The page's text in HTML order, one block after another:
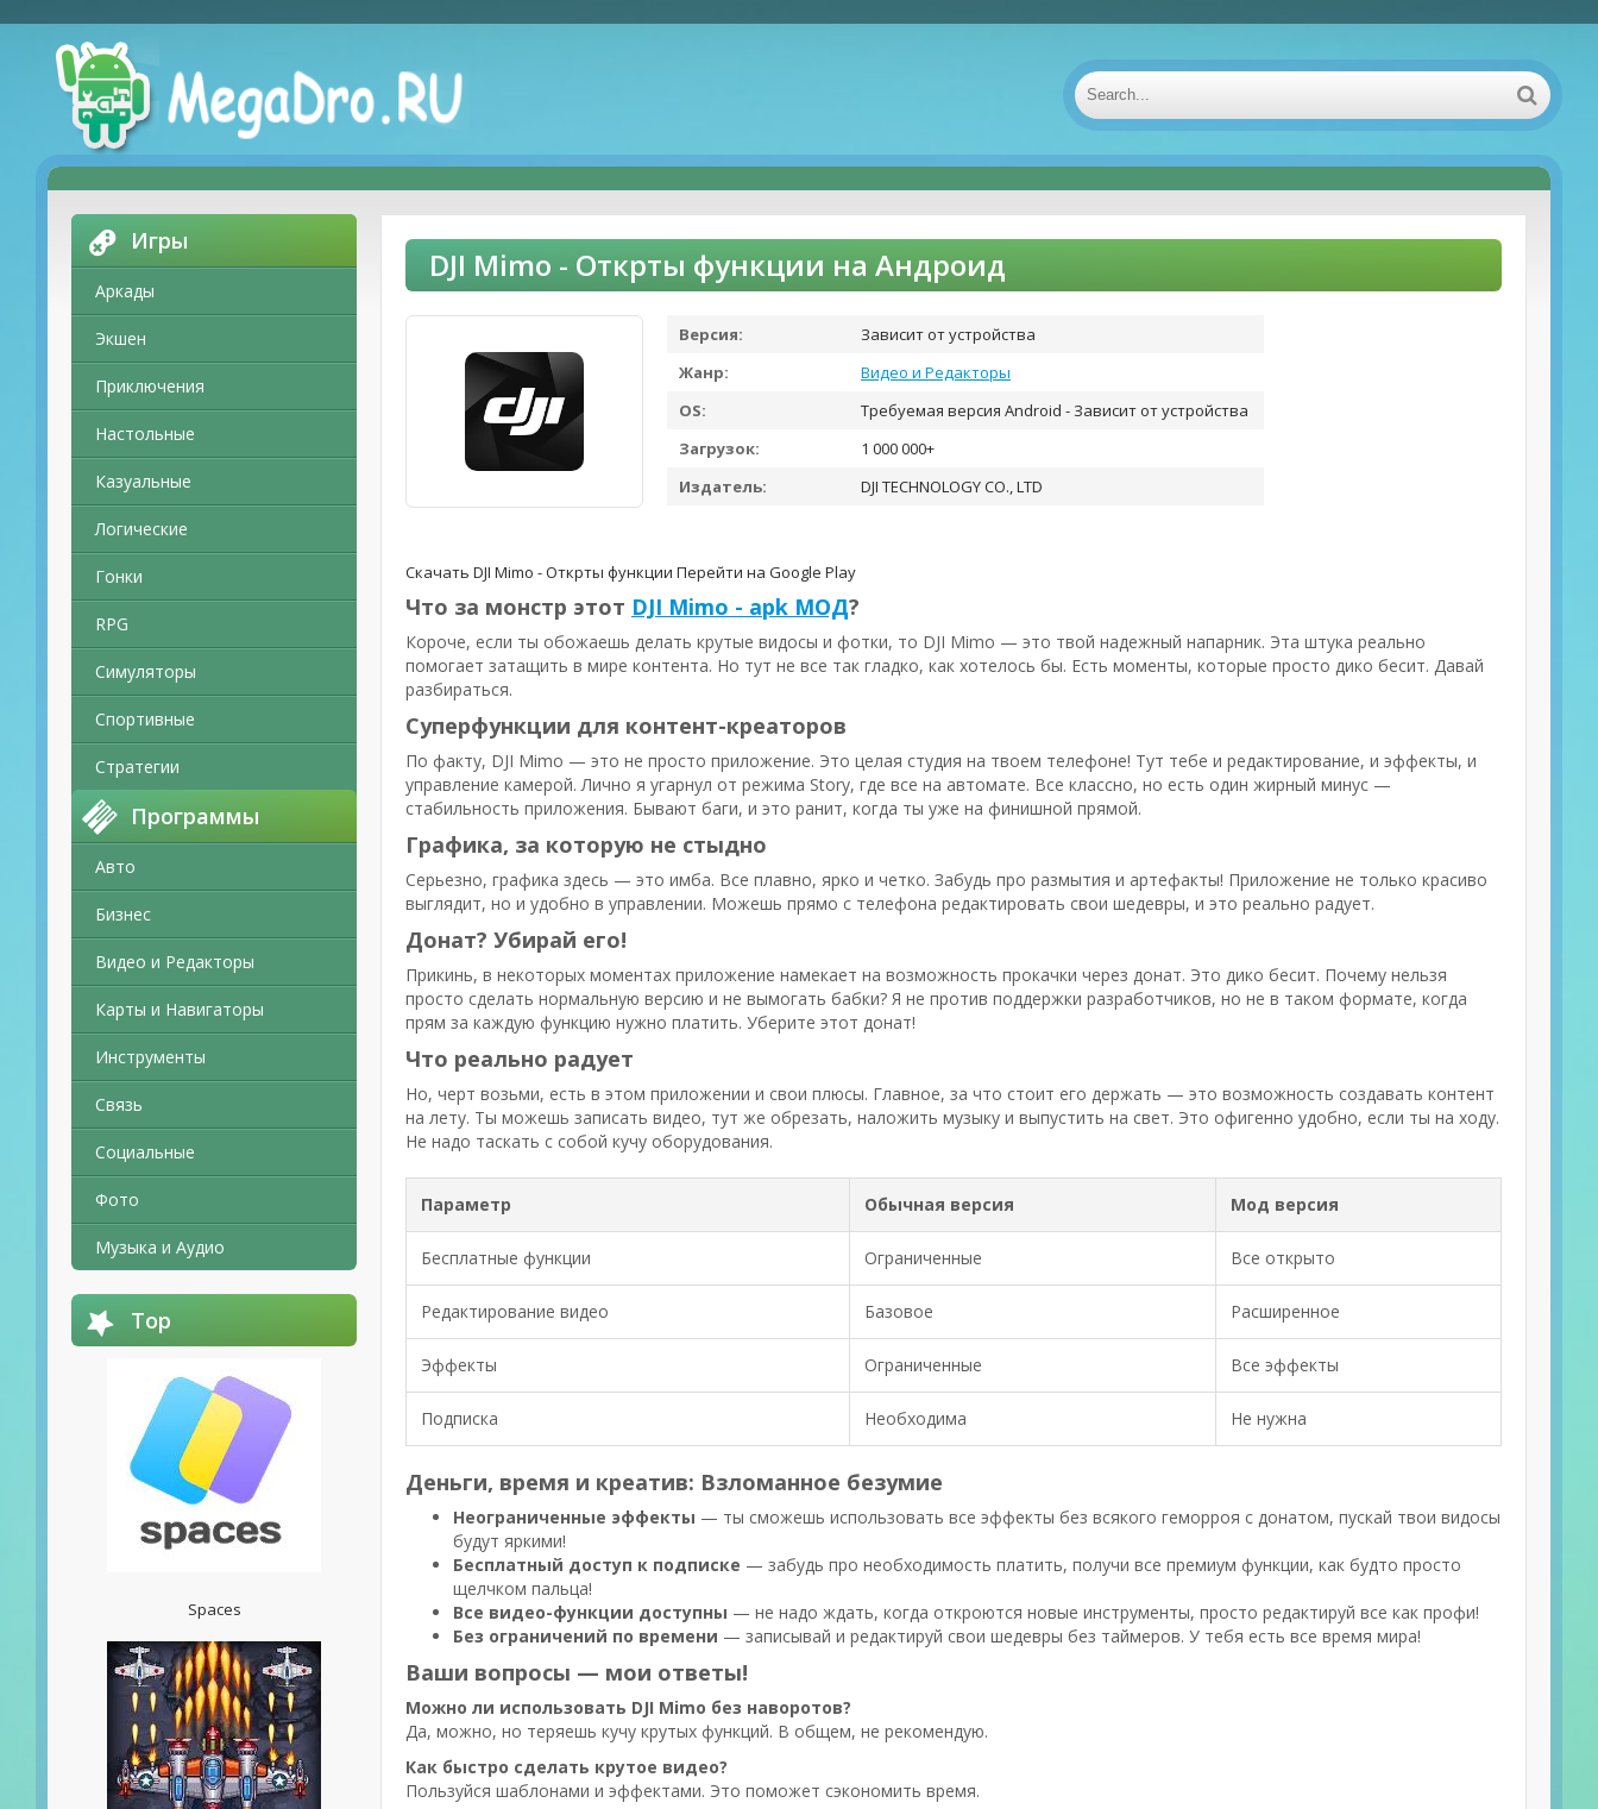
Игры
Аркады
Экшен
Приключения
Настольные
Казуальные
Логические
Гонки
RPG
Симуляторы
Спортивные
Стратегии
Программы
Авто
Бизнес
Видео и Редакторы
Карты и Навигаторы
Инструменты
Связь
Социальные
Фото
Музыка и Аудио
Top
Spaces
DJI Mimo - Открты функции на Андроид
Версия:
Зависит от устройства
Жанр:
Видео и Редакторы
OS:
Требуемая версия Android - Зависит от устройства
Загрузок:
1 000 000+
Издатель:
DJI TECHNOLOGY CO., LTD
Скачать DJI Mimo - Открты функции Перейти на Google Play
Что за монстр этот DJI Mimo - apk МОД?
Короче, если ты обожаешь делать крутые видосы и фотки, то DJI Mimo — это твой надежный напарник. Эта штука реально
помогает затащить в мире контента. Но тут не все так гладко, как хотелось бы. Есть моменты, которые просто дико бесит. Давай
разбираться.
Суперфункции для контент-креаторов
По факту, DJI Mimo — это не просто приложение. Это целая студия на твоем телефоне! Тут тебе и редактирование, и эффекты, и
управление камерой. Лично я угарнул от режима Story, где все на автомате. Все классно, но есть один жирный минус —
стабильность приложения. Бывают баги, и это ранит, когда ты уже на финишной прямой.
Графика, за которую не стыдно
Серьезно, графика здесь — это имба. Все плавно, ярко и четко. Забудь про размытия и артефакты! Приложение не только красиво
выглядит, но и удобно в управлении. Можешь прямо с телефона редактировать свои шедевры, и это реально радует.
Донат? Убирай его!
Прикинь, в некоторых моментах приложение намекает на возможность прокачки через донат. Это дико бесит. Почему нельзя
просто сделать нормальную версию и не вымогать бабки? Я не против поддержки разработчиков, но не в таком формате, когда
прям за каждую функцию нужно платить. Уберите этот донат!
Что реально радует
Но, черт возьми, есть в этом приложении и свои плюсы. Главное, за что стоит его держать — это возможность создавать контент
на лету. Ты можешь записать видео, тут же обрезать, наложить музыку и выпустить на свет. Это офигенно удобно, если ты на ходу.
Не надо таскать с собой кучу оборудования.
Параметр Обычная версия Мод версия
Бесплатные функции Ограниченные Все открыто
Редактирование видео Базовое Расширенное
Эффекты Ограниченные Все эффекты
Подписка Необходима Не нужна
Деньги, время и креатив: Взломанное безумие
Неограниченные эффекты — ты сможешь использовать все эффекты без всякого геморроя с донатом, пускай твои видосы
будут яркими!
Бесплатный доступ к подписке — забудь про необходимость платить, получи все премиум функции, как будто просто
щелчком пальца!
Все видео-функции доступны — не надо ждать, когда откроются новые инструменты, просто редактируй все как профи!
Без ограничений по времени — записывай и редактируй свои шедевры без таймеров. У тебя есть все время мира!
Ваши вопросы — мои ответы!
Можно ли использовать DJI Mimo без наворотов?
Да, можно, но теряешь кучу крутых функций. В общем, не рекомендую.
Как быстро сделать крутое видео?
Пользуйся шаблонами и эффектами. Это поможет сэкономить время.